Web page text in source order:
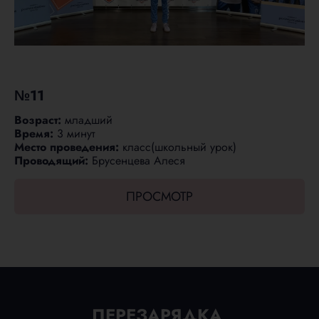
№11
Возраст: младший
Время: 3 минут
Место проведения: класс(школьный урок)
Проводящий: Брусенцева Алеся
ПРОСМОТР